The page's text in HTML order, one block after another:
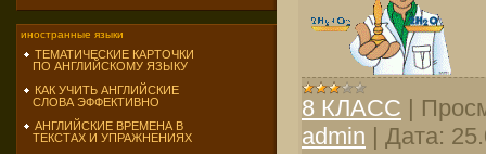
иностранные языки
ТЕМАТИЧЕСКИЕ КАРТОЧКИ
ПО АНГЛИЙСКОМУ ЯЗЫКУ
КАК УЧИТЬ АНГЛИЙСКИЕ
СЛОВА ЭФФЕКТИВНО
АНГЛИЙСКИЕ ВРЕМЕНА В
ТЕКСТАХ И УПРАЖНЕНИЯХ
8 КЛАСС |
admin | Дата: